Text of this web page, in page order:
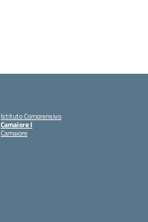
Istituto Comprensivo
Camaiore I
Camaiore